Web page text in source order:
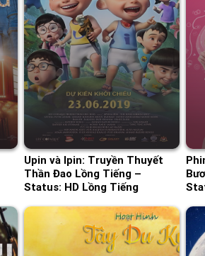
Upin và Ipin: Truyền Thuyết
Thần Đao Lồng Tiếng –
Status: HD Lồng Tiếng